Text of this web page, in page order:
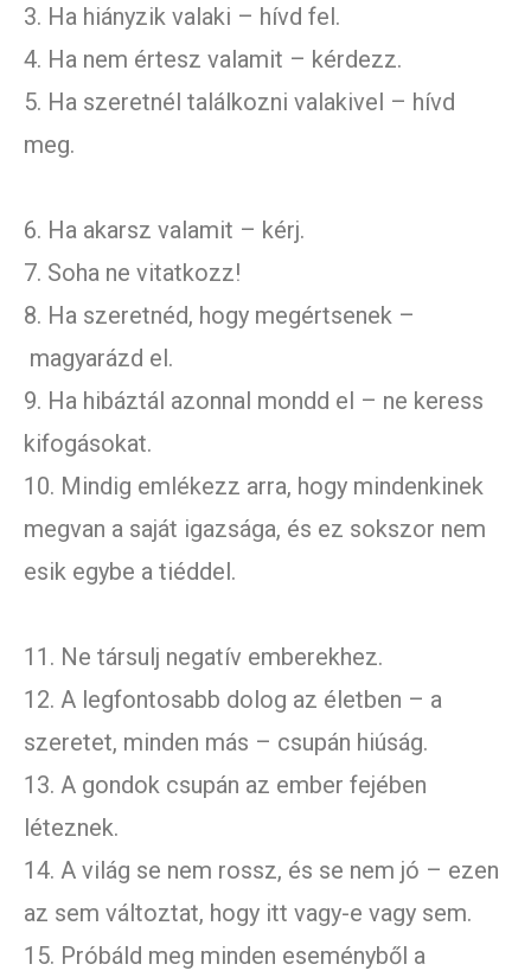
3. Ha hiányzik valaki – hívd fel.
4. Ha nem értesz valamit – kérdezz.
5. Ha szeretnél találkozni valakivel – hívd
meg.
6. Ha akarsz valamit – kérj.
7. Soha ne vitatkozz!
8. Ha szeretnéd, hogy megértsenek –
magyarázd el.
9. Ha hibáztál azonnal mondd el – ne keress
kifogásokat.
10. Mindig emlékezz arra, hogy mindenkinek
megvan a saját igazsága, és ez sokszor nem
esik egybe a tiéddel.
11. Ne társulj negatív emberekhez.
12. A legfontosabb dolog az életben – a
szeretet, minden más – csupán hiúság.
13. A gondok csupán az ember fejében
léteznek.
14. A világ se nem rossz, és se nem jó – ezen
az sem változtat, hogy itt vagy-e vagy sem.
15. Próbáld meg minden eseményből a